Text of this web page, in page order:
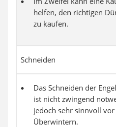
helfen, den richtigen
zu kaufen.
Schneiden
Das Schneiden der
ist nicht zwingend
jedoch sehr sinnvoll
Überwintern.